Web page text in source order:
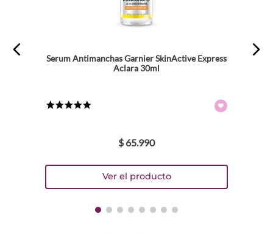
Serum Antimanchas Garnier SkinActive Express
Aclara 30ml
$ 65.990